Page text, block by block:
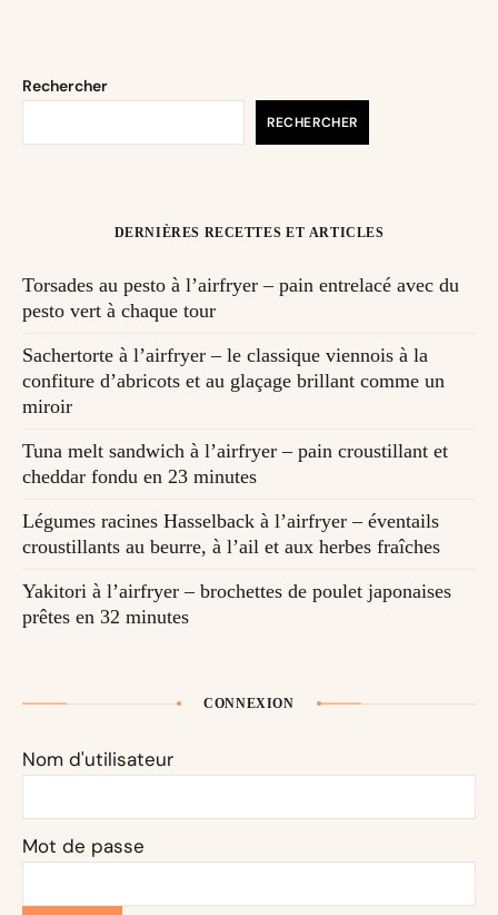
Rechercher
RECHERCHER
DERNIÈRES RECETTES ET ARTICLES
Torsades au pesto à l’airfryer – pain entrelacé avec du
pesto vert à chaque tour
Sachertorte à l’airfryer – le classique viennois à la
confiture d’abricots et au glaçage brillant comme un
miroir
Tuna melt sandwich à l’airfryer – pain croustillant et
cheddar fondu en 23 minutes
Légumes racines Hasselback à l’airfryer – éventails
croustillants au beurre, à l’ail et aux herbes fraîches
Yakitori à l’airfryer – brochettes de poulet japonaises
prêtes en 32 minutes
CONNEXION
Nom d'utilisateur
Mot de passe